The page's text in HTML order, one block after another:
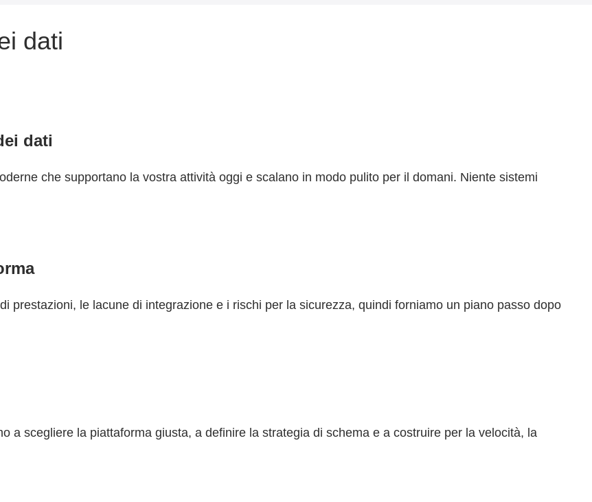
dati
dati
che supportano la vostra attività oggi e scalano in modo pulito per il domani. Niente sistemi
prestazioni, le lacune di integrazione e i rischi per la sicurezza, quindi forniamo un piano passo dopo
a scegliere la piattaforma giusta, a definire la strategia di schema e a costruire per la velocità, la